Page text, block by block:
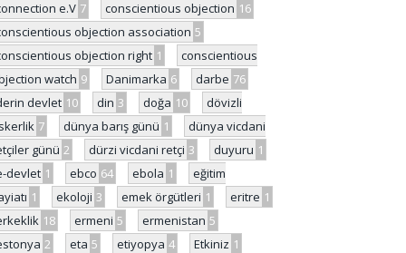
e.V 7 conscientious objection 16
objection association 5
objection right 1
conscientious
watch 9 Danimarka 6 darbe 76
devlet 10 din 3 doğa 10
dövizli
7 dünya barış günü 1
dünya vicdani
günü 2 dürzi vicdani retçi 3 duyuru 1
devlet 1 ebco 64 ebola 1
eğitim
1 ekoloji 3 emek örgütleri 1 eritre 1
18 ermeni 5 ermenistan 5
2 eta 5 etiyopya 4 Etkiniz 1